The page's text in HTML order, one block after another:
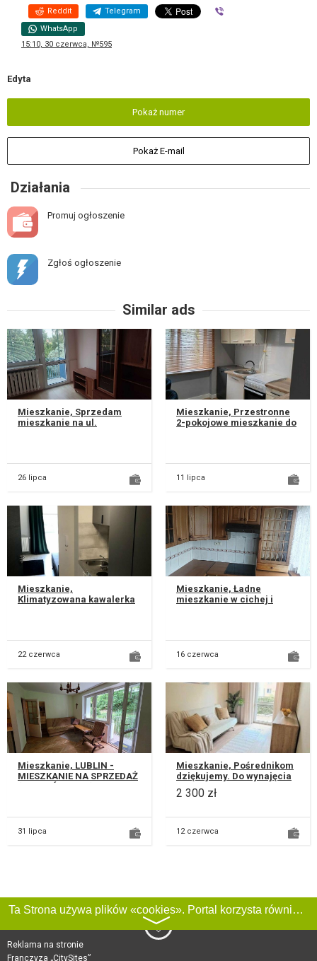
Reddit Telegram
WhatsApp
15:10, 30 czerwca, №595
Edyta
Pokaż numer
Pokaż E-mail
Działania
Promuj ogłoszenie
Zgłoś ogłoszenie
Similar ads
Mieszkanie, Sprzedam
mieszkanie na ul.
26 lipca
Mieszkanie, Przestronne
2-pokojowe mieszkanie do
11 lipca
Mieszkanie,
Klimatyzowana kawalerka
22 czerwca
Mieszkanie, Ładne
mieszkanie w cichej i
16 czerwca
Mieszkanie, LUBLIN -
MIESZKANIE NA SPRZEDAŻ
31 lipca
Mieszkanie, Pośrednikom
dziękujemy. Do wynajęcia
atrakcyjne 1 pokojowe
mieszkanie na nowym
2 300 zł
12 czerwca
Ta Strona używa plików «cookies». Portal korzysta również z serwisu internetowego do zbierania danych technicznych o odwiedzających w celu uzyskania informacji marketingowych i statystycznych. Warunki przetwarzania danych odwiedzających Stronę, patrz:
〉
Reklama na stronie
Franczyza „CitySites”